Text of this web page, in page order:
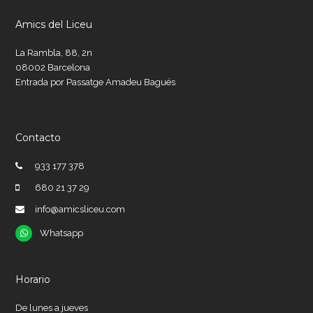
Amics del Liceu
La Rambla, 88, 2n
08002 Barcelona
Entrada por Passatge Amadeu Bagués
Contacto
933 177 378
680 21 37 29
info@amicsliceu.com
Whatsapp
Whatsapp
Horario
De lunes a jueves